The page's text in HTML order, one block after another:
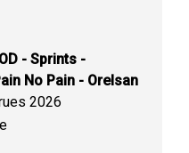
- Sprints -
No Pain - Orelsan
2026